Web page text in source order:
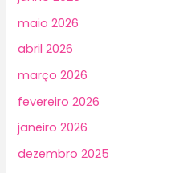
maio 2026
abril 2026
março 2026
fevereiro 2026
janeiro 2026
dezembro 2025